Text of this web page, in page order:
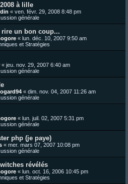
à lille
« ven. févr. 29, 2008 8:48 pm
générale
un bon coup...
« lun. déc. 10, 2007 9:50 am
et Stratégies
« jeu. nov. 29, 2007 6:40 am
générale
« dim. nov. 04, 2007 11:26 am
générale
« lun. juil. 02, 2007 5:31 pm
générale
php (je paye)
« mer. mars 07, 2007 10:08 pm
générale
révélés
« lun. oct. 16, 2006 10:45 pm
et Stratégies